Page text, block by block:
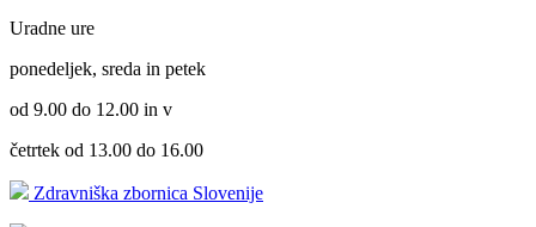
Uradne ure
ponedeljek, sreda in petek
od 9.00 do 12.00 in v
četrtek od 13.00 do 16.00
Zdravniška zbornica Slovenije